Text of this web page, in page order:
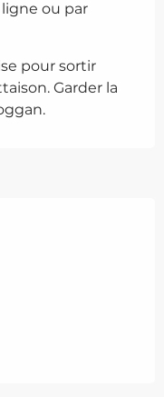
ligne ou par
pour sortir
Garder la